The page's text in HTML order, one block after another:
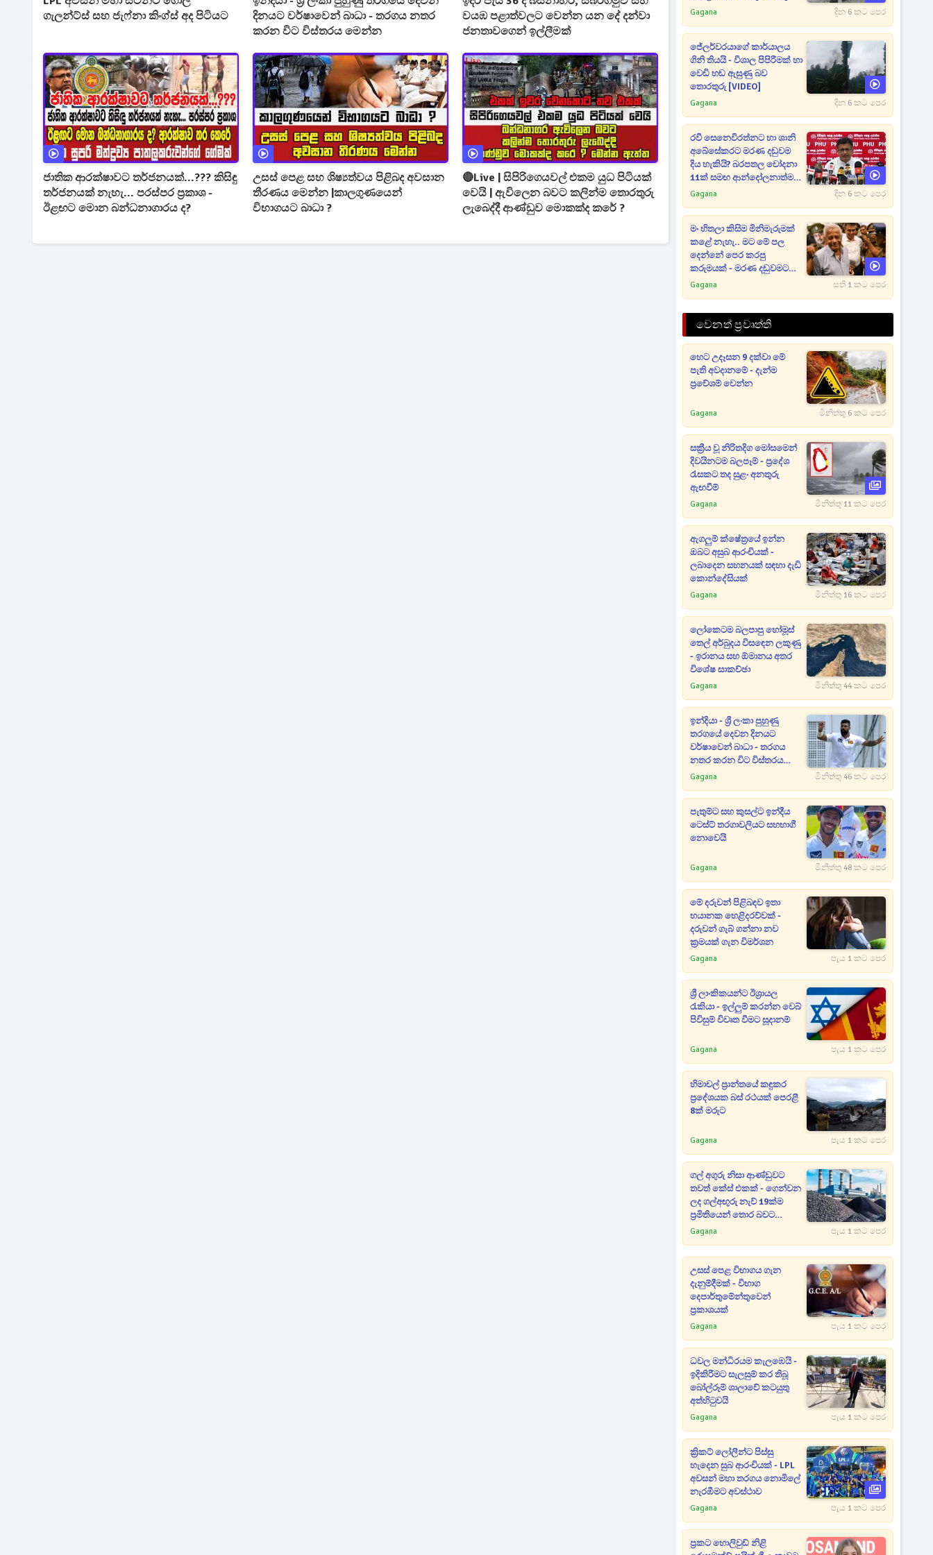
ගැලන්ට්ස් සහ ජැෆ්නා කිංග්ස් අද පිටියට
දිනයට වර්ෂාවෙන් බාධා - තරගය නතර
කරන විට විස්තරය මෙන්න
වයඹ පළාත්වලට වෙන්න යන දේ දන්වා
ජනතාවගෙන් ඉල්ලීමක්
ජාතික ආරක්ෂාවට තර්ජනයක්...??? කිසිඳු
තර්ජනයක් නැහැ... පරස්පර ප්‍රකාශ -
ඊළඟට මොන බන්ධනාගාරය ද?
උසස් පෙළ සහ ශිෂ්‍යත්වය පිළිබද අවසාන
තීරණය මෙන්න |කාලගුණයෙන්
විභාගයට බාධා ?
🔴Live | සිපිරිගෙයවල් එකම යුධ පිටියක්
වෙයි | ඇවිලෙන බවට කලින්ම තොරතුරු
ලැබෙද්දී ආණ්ඩුව මොකක්ද කරේ ?
Gagana දින 6 කට පෙර
ජේලර්වරයාගේ කාර්යාලය
ගිනි තියයි - විශාල පිපිරීමක් හා
වෙඩි හඬ ඇසුණු බව
තොරතුරු [VIDEO]
Gagana දින 6 කට පෙර
රවී සෙනෙවිරත්නට හා ශානි
අබේසේකරට මරණ දඬුවම
දිය හැකියි? බරපතල චෝදනා
11ක් සමඟ ආන්දෝලනාත්මක
ප්‍රකාශයක් [VIDEO]
Gagana දින 6 කට පෙර
මං හිතලා කිසිම මිනිමැරුමක්
කළේ නැහැ.. මට මේ පල
දෙන්නේ පෙර කරපු
කරුමයක් - මරණ දඬුවමට
කළින් කට ඇරපු පූජිත් හඬා
Gagana සති 1 කට පෙර
වෙනත් ප්‍රවෘත්ති
හෙට උදෑසන 9 දක්වා මේ
පැති අවදානමේ - දැන්ම
ප්‍රවේශම් වෙන්න
Gagana මිනිත්තු 6 කට පෙර
සක්‍රීය වූ නිරිතදිග මෝසමෙන්
දිවයිනටම බලපෑම් - ප්‍රදේශ
රැසකට තද සුළං අනතුරු
ඇඟවීම්
Gagana මිනිත්තු 11 කට පෙර
ඇගලුම් ක්ෂේත්‍රයේ ඉන්න
ඔබට අසුබ ආරංචියක් -
ලබාදෙන සහනයක් සඳහා දැඩි
කොන්දේසියක්
Gagana මිනිත්තු 16 කට පෙර
ලෝකෙටම බලපාපු හෝමූස්
තෙල් අර්බුදය විසඳෙන ලකුණු
- ඉරානය සහ ඕමානය අතර
විශේෂ සාකච්ඡා
Gagana මිනිත්තු 44 කට පෙර
ඉන්දියා - ශ්‍රී ලංකා පුහුණු
තරගයේ දෙවන දිනයට
වර්ෂාවෙන් බාධා - තරගය
නතර කරන විට විස්තරය
මෙන්න
Gagana මිනිත්තු 46 කට පෙර
පැතුම්ට සහ කුසල්ට ඉන්දීය
ටෙස්ට් තරගාවලියට සහභාගී
නොවෙයි
Gagana මිනිත්තු 48 කට පෙර
මේ දරුවන් පිළිබඳව ඉතා
භයානක හෙළිදරව්වක් -
දරුවන් ගැබ් ගන්නා නව
ක්‍රමයක් ගැන විමර්ශන
Gagana පැය 1 කට පෙර
ශ්‍රී ලාංකිකයන්ට ඊශ්‍රායල
රැකියා - ඉල්ලුම් කරන්න වෙබ්
පිවිසුම් විවෘත වීමට සූදානම්
Gagana පැය 1 කට පෙර
හිමාචල් ප්‍රාන්තයේ කඳුකර
ප්‍රදේශයක බස් රථයක් පෙරළී
8ක් මරුට
Gagana පැය 1 කට පෙර
ගල් අගුරු නිසා ආණ්ඩුවට
තවත් කේස් එකක් - ගෙන්වන
ලද ගල්අඟුරු නැව් 19ක්ම
ප්‍රමිතියෙන් තොර බවට
අනාවරණයක්
Gagana පැය 1 කට පෙර
උසස් පෙළ විභාගය ගැන
දැනුම්දීමක් - විභාග
දෙපාර්තුමේන්තුවෙන්
ප්‍රකාශයක්
Gagana පැය 1 කට පෙර
ධවල මන්ධිරයම කැලඹෙයි -
ඉදිකිරීමට සැලසුම් කර තිබූ
බෝල්රූම් ශාලාවේ කටයුතු
අත්හිටුවයි
Gagana පැය 1 කට පෙර
ක්‍රිකට් ලෝලීන්ට පිස්සු
හැදෙන සුබ ආරංචියක් - LPL
අවසන් මහා තරගය නොමිලේ
නැරඹීමට අවස්ථාව
Gagana පැය 1 කට පෙර
ප්‍රකට හොලිවුඩ් නිළි